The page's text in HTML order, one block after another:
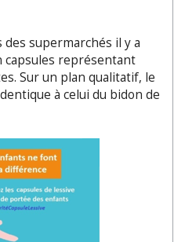
supermarchés il y a
capsules représentant
Sur un plan qualitatif, le
à celui du bidon de